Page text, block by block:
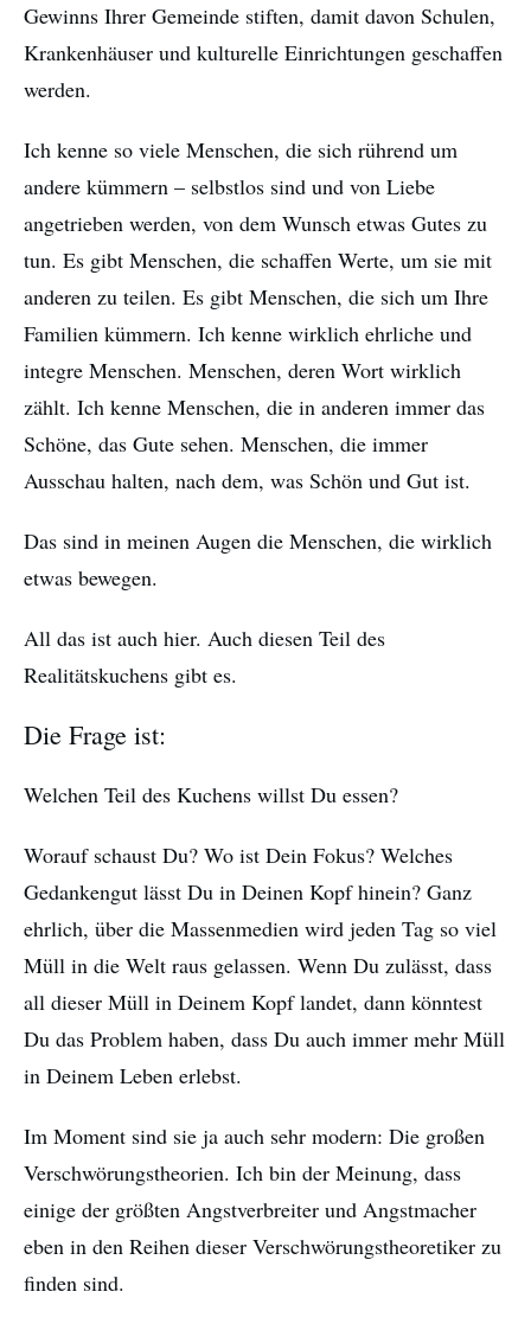
Gewinns Ihrer Gemeinde stiften, damit davon Schulen,
Krankenhäuser und kulturelle Einrichtungen geschaffen
werden.
Ich kenne so viele Menschen, die sich rührend um
andere kümmern – selbstlos sind und von Liebe
angetrieben werden, von dem Wunsch etwas Gutes zu
tun. Es gibt Menschen, die schaffen Werte, um sie mit
anderen zu teilen. Es gibt Menschen, die sich um Ihre
Familien kümmern. Ich kenne wirklich ehrliche und
integre Menschen. Menschen, deren Wort wirklich
zählt. Ich kenne Menschen, die in anderen immer das
Schöne, das Gute sehen. Menschen, die immer
Ausschau halten, nach dem, was Schön und Gut ist.
Das sind in meinen Augen die Menschen, die wirklich
etwas bewegen.
All das ist auch hier. Auch diesen Teil des
Realitätskuchens gibt es.
Die Frage ist:
Welchen Teil des Kuchens willst Du essen?
Worauf schaust Du? Wo ist Dein Fokus? Welches
Gedankengut lässt Du in Deinen Kopf hinein? Ganz
ehrlich, über die Massenmedien wird jeden Tag so viel
Müll in die Welt raus gelassen. Wenn Du zulässt, dass
all dieser Müll in Deinem Kopf landet, dann könntest
Du das Problem haben, dass Du auch immer mehr Müll
in Deinem Leben erlebst.
Im Moment sind sie ja auch sehr modern: Die großen
Verschwörungstheorien. Ich bin der Meinung, dass
einige der größten Angstverbreiter und Angstmacher
eben in den Reihen dieser Verschwörungstheoretiker zu
finden sind.